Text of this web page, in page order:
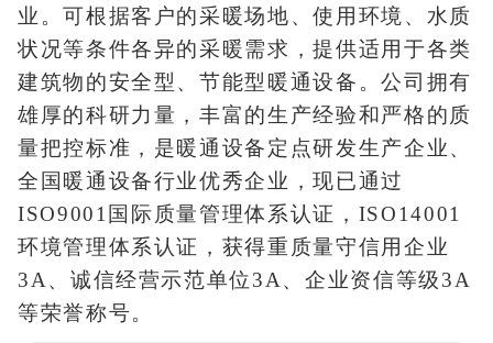
业。可根据客户的采暖场地、使用环境、水质
状况等条件各异的采暖需求，提供适用于各类
建筑物的安全型、节能型暖通设备。公司拥有
雄厚的科研力量，丰富的生产经验和严格的质
量把控标准，是暖通设备定点研发生产企业、
全国暖通设备行业优秀企业，现已通过
ISO9001国际质量管理体系认证，ISO14001
环境管理体系认证，获得重质量守信用企业
3A、诚信经营示范单位3A、企业资信等级3A
等荣誉称号。